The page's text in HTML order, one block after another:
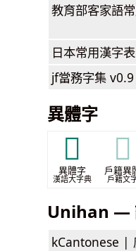
教育部客家語
日本常用漢字表
jf當務字集 v0.9
異體字
𡤿
異體字
漢語大字典
𡤿
戶籍異
戶籍文
Unihan —
kCantonese |